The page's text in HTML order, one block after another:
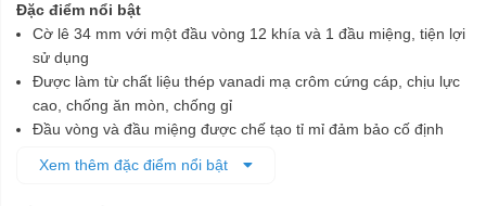
Đặc điểm nổi bật
Cờ lê 34 mm với một đầu vòng 12 khía và 1 đầu miệng, tiện lợi
sử dụng
Được làm từ chất liệu thép vanadi mạ crôm cứng cáp, chịu lực
cao, chống ăn mòn, chống gỉ
Đầu vòng và đầu miệng được chế tạo tỉ mỉ đảm bảo cố định
Xem thêm đặc điểm nổi bật